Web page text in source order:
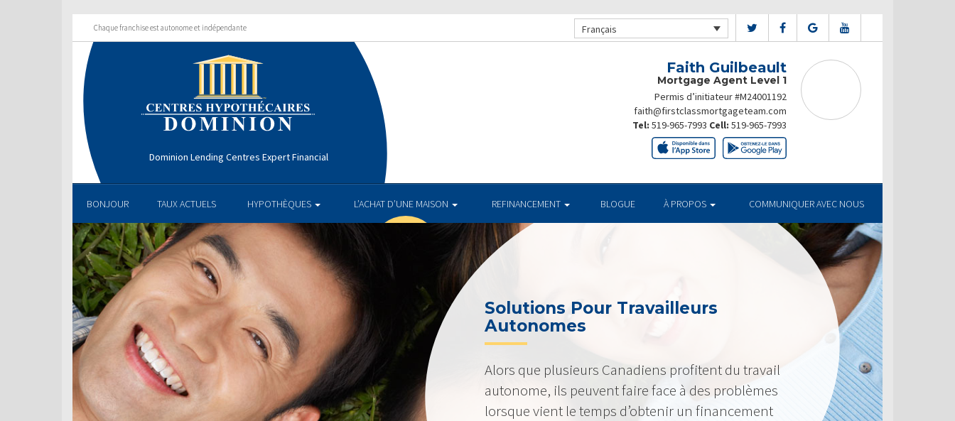
Chaque franchise est autonome et indépendante Français
Dominion Lending Centres Expert Financial
Faith Guilbeault
Mortgage Agent Level 1
Permis d’initiateur #M24001192
faith@firstclassmortgageteam.com
Tel: 519-965-7993 Cell: 519-965-7993
BONJOUR TAUX ACTUELS HYPOTHÈQUES L’ACHAT D’UNE MAISON REFINANCEMENT BLOGUE À PROPOS COMMUNIQUER AVEC NOUS
Solutions Pour Travailleurs
Autonomes
Alors que plusieurs Canadiens profitent du travail
autonome, ils peuvent faire face à des problèmes
lorsque vient le temps d’obtenir un financement